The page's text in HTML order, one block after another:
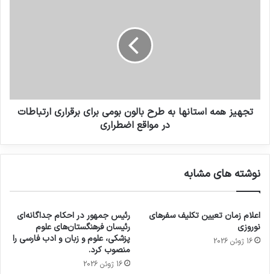
تجهیز همه استانها به طرح بالون بومی برای برقراری ارتباطات
در مواقع اضطراری
نوشته های مشابه
اعلام زمان تعیین تکلیف سفرهای
نوروزی
16 ژوئن 2026
رئیس جمهور در احکام جداگانه‌ای
رئیسان فرهنگستان‌های علوم
پزشکی، علوم و زبان و ادب فارسی را
منصوب کرد.
16 ژوئن 2026